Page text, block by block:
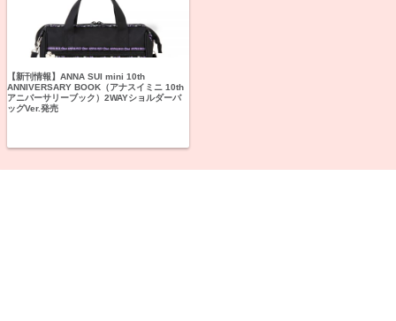
【新刊情報】ANNA SUI mini 10th
ANNIVERSARY BOOK（アナスイミニ 10th
アニバーサリーブック）2WAYショルダーバ
ッグVer.発売